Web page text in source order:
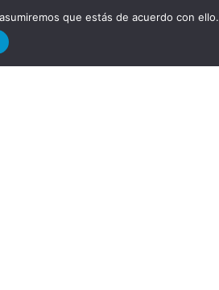
que estás de acuerdo con ello.